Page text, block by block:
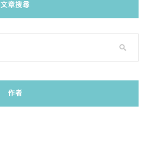
文章搜尋
作者